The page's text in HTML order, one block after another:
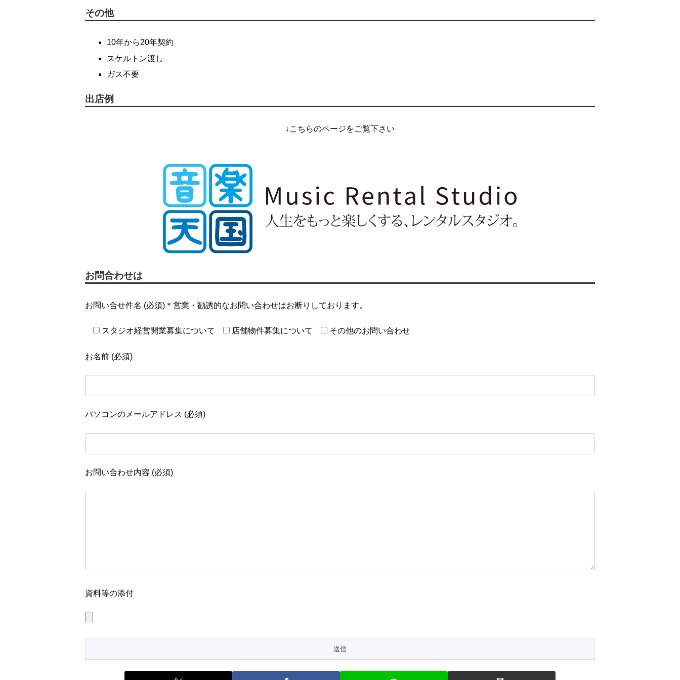
その他
10年から20年契約
スケルトン渡し
ガス不要
出店例
↓こちらのページをご覧下さい
お問合わせは
お問い合せ件名 (必須)＊営業・勧誘的なお問い合わせはお断りしております。
スタジオ経営開業募集について 店舗物件募集について その他のお問い合わせ
お名前 (必須)
パソコンのメールアドレス (必須)
お問い合わせ内容 (必須)
資料等の添付